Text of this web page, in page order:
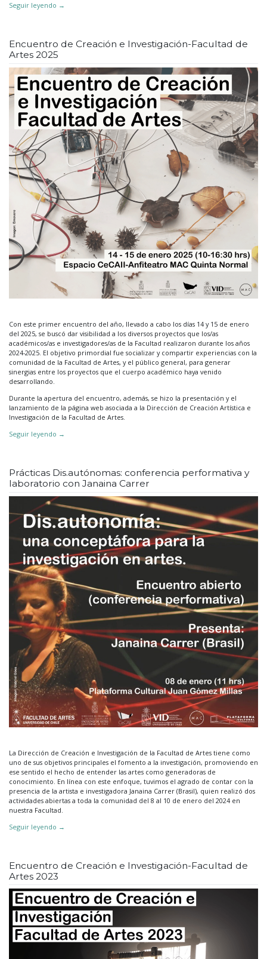
Seguir leyendo →
Encuentro de Creación e Investigación-Facultad de
Artes 2025
Con este primer encuentro del año, llevado a cabo los días 14 y 15 de enero
del 2025, se buscó dar visibilidad a los diversos proyectos que los/as
académicos/as e investigadores/as de la Facultad realizaron durante los años
2024-2025. El objetivo primordial fue socializar y compartir experiencias con la
comunidad de la Facultad de Artes, y el público general, para generar
sinergias entre los proyectos que el cuerpo académico haya venido
desarrollando.
Durante la apertura del encuentro, además, se hizo la presentación y el
lanzamiento de la página web asociada a la Dirección de Creación Artística e
Investigación de la Facultad de Artes.
Seguir leyendo →
Prácticas Dis.autónomas: conferencia performativa y
laboratorio con Janaina Carrer
La Dirección de Creación e Investigación de la Facultad de Artes tiene como
uno de sus objetivos principales el fomento a la investigación, promoviendo en
ese sentido el hecho de entender las artes como generadoras de
conocimiento. En línea con este enfoque, tuvimos el agrado de contar con la
presencia de la artista e investigadora Janaina Carrer (Brasil), quien realizó dos
actividades abiertas a toda la comunidad del 8 al 10 de enero del 2024 en
nuestra Facultad.
Seguir leyendo →
Encuentro de Creación e Investigación-Facultad de
Artes 2023